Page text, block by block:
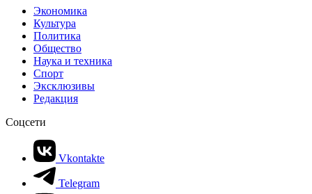
Экономика
Культура
Политика
Общество
Наука и техника
Спорт
Эксклюзивы
Редакция
Соцсети
Vkontakte
Telegram